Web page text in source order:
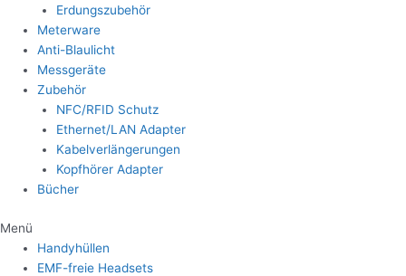
Erdungszubehör
Meterware
Anti-Blaulicht
Messgeräte
Zubehör
NFC/RFID Schutz
Ethernet/LAN Adapter
Kabelverlängerungen
Kopfhörer Adapter
Bücher
Menü
Handyhüllen
EMF-freie Headsets